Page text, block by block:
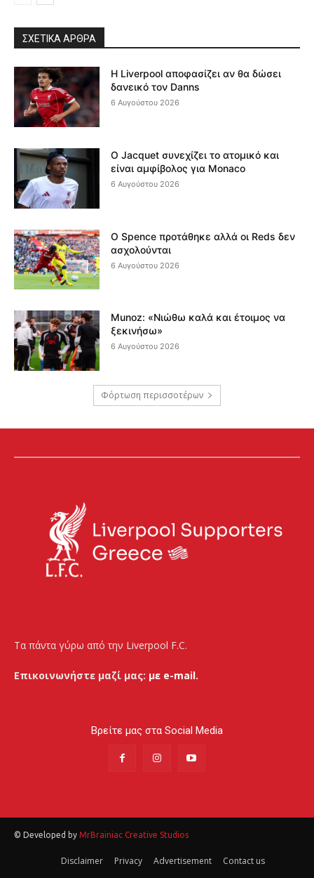
ΣΧΕΤΙΚΆ ΆΡΘΡΑ
Η Liverpool αποφασίζει αν θα δώσει
δανεικό τον Danns
6 Αυγούστου 2026
Ο Jacquet συνεχίζει το ατομικό και
είναι αμφίβολος για Monaco
6 Αυγούστου 2026
Ο Spence προτάθηκε αλλά οι Reds δεν
ασχολούνται
6 Αυγούστου 2026
Munoz: «Νιώθω καλά και έτοιμος να
ξεκινήσω»
6 Αυγούστου 2026
Φόρτωση περισσοτέρων
Τα πάντα γύρω από την Liverpool F.C.
Επικοινωνήστε μαζί μας: με e-mail.
Βρείτε μας στα Social Media
© Developed by MrBrainiac Creative Studios
Disclaimer Privacy Advertisement Contact us